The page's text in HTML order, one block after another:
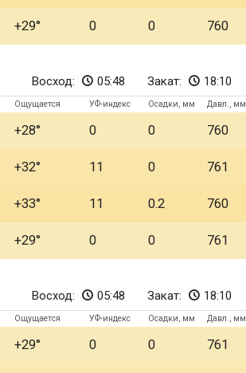
+29 0 0 760
Восход: 05:48 Закат: 18:10
Ощущается УФ-индекс Осадки, мм Давл., мм
+28 0 0 760
+32 11 0 761
+33 11 0.2 760
+29 0 0 761
Восход: 05:48 Закат: 18:10
Ощущается УФ-индекс Осадки, мм Давл., мм
+29 0 0 761